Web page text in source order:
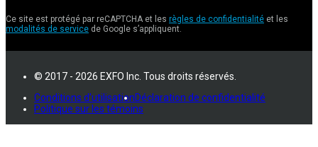
Ce site est protégé par reCAPTCHA et les règles de confidentialité et les
modalités de service de Google s’appliquent.
© 2017 - 2026 EXFO Inc. Tous droits réservés.
Conditions d'utilisationDéclaration de confidentialité
Politique sur les témoins